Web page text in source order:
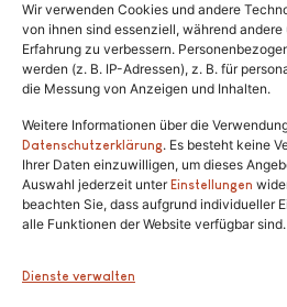
Wir verwenden Cookies und andere
von ihnen sind essenziell, während
Erfahrung zu verbessern.
werden (z. B. IP-Adressen), z. B. für
die Messung von Anzeigen und Inhalten.
Weitere Informationen über die
Datenschutzerklärung. Es besteht keine
Ihrer Daten einzuwilligen, um dieses
Auswahl jederzeit unterEinstellungen
beachten Sie, dass aufgrund individueller
alle Funktionen der Website verfügbar sind.
Dienste verwalten
Copyright © 2024. Alle
Im
53426